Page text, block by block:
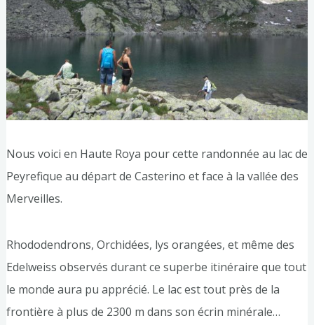
Nous voici en Haute Roya pour cette randonnée au lac de
Peyrefique au départ de Casterino et face à la vallée des
Merveilles.
Rhododendrons, Orchidées, lys orangées, et même des
Edelweiss observés durant ce superbe itinéraire que tout
le monde aura pu apprécié. Le lac est tout près de la
frontière à plus de 2300 m dans son écrin minérale…